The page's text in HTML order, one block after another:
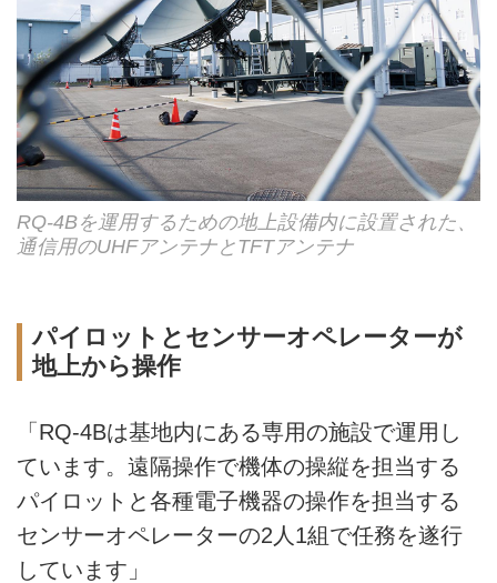
RQ-4Bを運用するための地上設備内に設置された、
通信用のUHFアンテナとTFTアンテナ
パイロットとセンサーオペレーターが
地上から操作
「RQ-4Bは基地内にある専用の施設で運用し
ています。遠隔操作で機体の操縦を担当する
パイロットと各種電子機器の操作を担当する
センサーオペレーターの2人1組で任務を遂行
しています」